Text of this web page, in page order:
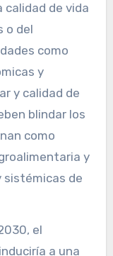
calidad de vida
o del
como
y
y calidad de
blindar los
como
y
sistémicas de
el
a una